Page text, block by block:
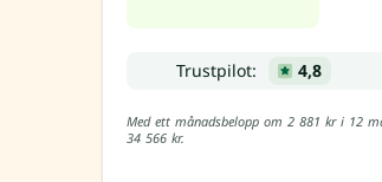
Trustpilot: 4,8
Med ett månadsbelopp om 2 881 kr i 12
34 566 kr.